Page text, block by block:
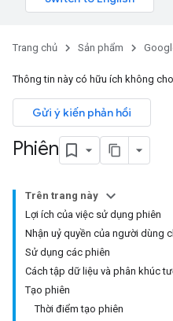
Trang chủ Sản phẩm
Thông tin này có hữu ích không
Gửi ý kiến phản hồi
Phiên
Trên trang này
Lợi ích của việc sử dụng phiên
Nhận uỷ quyền của người dùng
Sử dụng các phiên
Cách tập dữ liệu và phân khúc
Tạo phiên
Thời điểm tạo phiên